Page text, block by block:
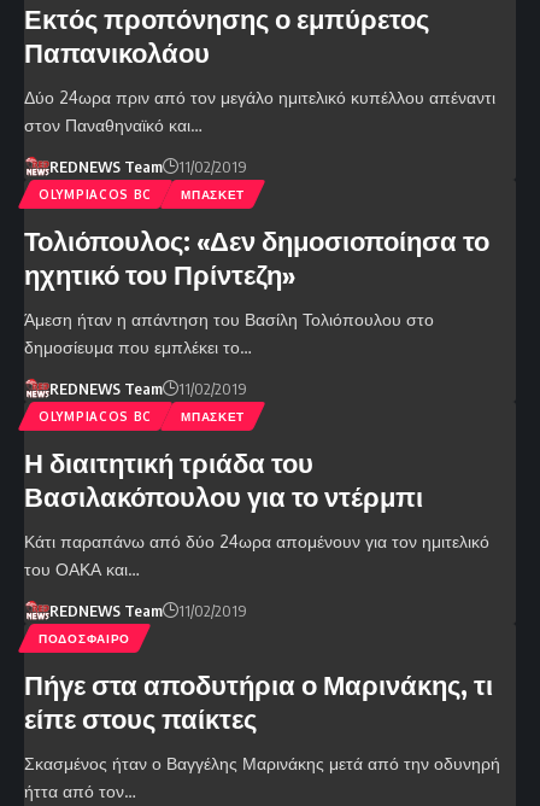
Εκτός προπόνησης ο εμπύρετος
Παπανικολάου
Δύο 24ωρα πριν από τον μεγάλο ημιτελικό κυπέλλου απέναντι
στον Παναθηναϊκό και…
REDNEWS Team 11/02/2019
OLYMPIACOS BC ΜΠΑΣΚΕΤ
Τολιόπουλος: «Δεν δημοσιοποίησα το
ηχητικό του Πρίντεζη»
Άμεση ήταν η απάντηση του Βασίλη Τολιόπουλου στο
δημοσίευμα που εμπλέκει το…
REDNEWS Team 11/02/2019
OLYMPIACOS BC ΜΠΑΣΚΕΤ
Η διαιτητική τριάδα του
Βασιλακόπουλου για το ντέρμπι
Κάτι παραπάνω από δύο 24ωρα απομένουν για τον ημιτελικό
του ΟΑΚΑ και…
REDNEWS Team 11/02/2019
ΠΟΔΟΣΦΑΙΡΟ
Πήγε στα αποδυτήρια ο Μαρινάκης, τι
είπε στους παίκτες
Σκασμένος ήταν ο Βαγγέλης Μαρινάκης μετά από την οδυνηρή
ήττα από τον…